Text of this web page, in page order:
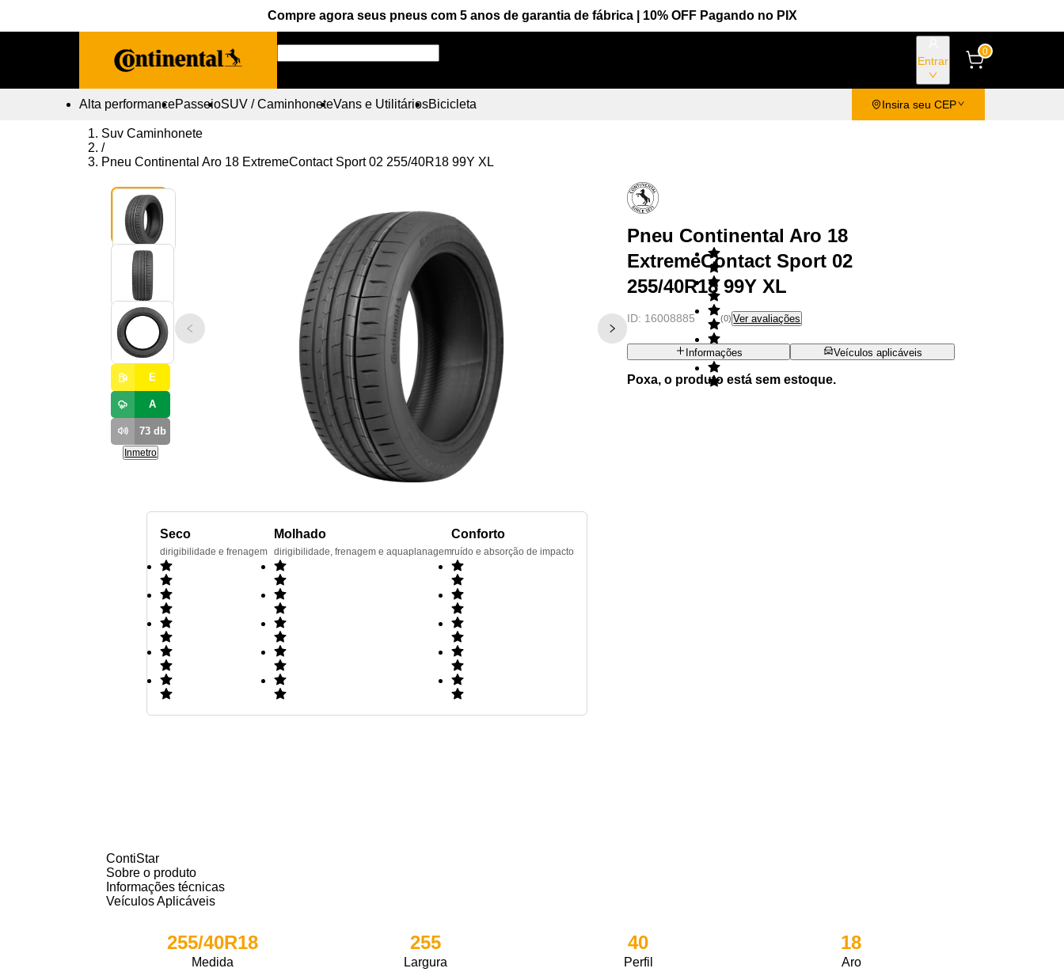
Compre agora seus pneus com 5 anos de garantia de fábrica | 10% OFF Pagando no PIX
Entrar
0
Alta performancePasseioSUV / CaminhoneteVans e UtilitáriosBicicleta Insira seu CEP
Suv Caminhonete
/
Pneu Continental Aro 18 ExtremeContact Sport 02 255/40R18 99Y XL
E
A
73db
Inmetro
Seco
dirigibilidade e frenagem
Molhado
dirigibilidade, frenagem e aquaplanagem
Conforto
ruído e absorção de impacto
Pneu Continental Aro 18
ExtremeContact Sport 02
255/40R18 99Y XL
ID: 16008885 (0) Ver avaliações
Informações Veículos aplicáveis
Poxa, o produto está sem estoque.
ContiStar
Sobre o produto
Informações técnicas
Veículos Aplicáveis
255/40R18
Medida
255
Largura
40
Perfil
18
Aro